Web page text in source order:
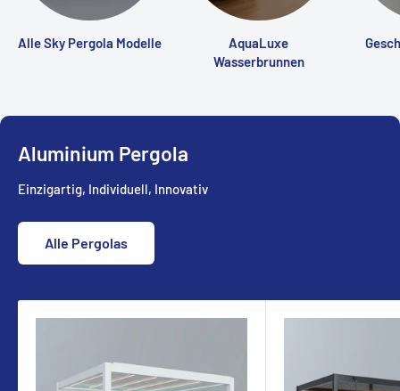
Alle Sky Pergola Modelle
AquaLuxe
Wasserbrunnen
Aluminium Pergola
Einzigartig, Individuell, Innovativ
Alle Pergolas